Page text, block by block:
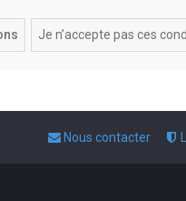
Nous contacter